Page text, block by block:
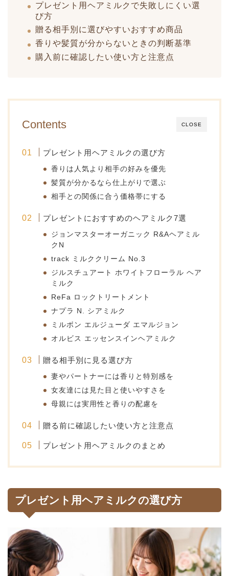
プレゼント用ヘアミルクで失敗しにくい選
び方
贈る相手別に選びやすいおすすめ商品
香りや髪質が分からないときの判断基準
購入前に確認したい使い方と注意点
CLOSE
Contents
プレゼント用ヘアミルクの選び方
香りは人気より相手の好みを優先
髪質が分かるなら仕上がりで選ぶ
相手との関係に合う価格帯にする
プレゼントにおすすめのヘアミルク7選
ジョンマスターオーガニック R&Aヘアミル
クN
track ミルククリーム No.3
ジルスチュアート ホワイトフローラル ヘア
ミルク
ReFa ロックトリートメント
ナプラ N. シアミルク
ミルボン エルジューダ エマルジョン
オルビス エッセンスインヘアミルク
贈る相手別に見る選び方
妻やパートナーには香りと特別感を
女友達には見た目と使いやすさを
母親には実用性と香りの配慮を
贈る前に確認したい使い方と注意点
プレゼント用ヘアミルクのまとめ
プレゼント用ヘアミルクの選び方